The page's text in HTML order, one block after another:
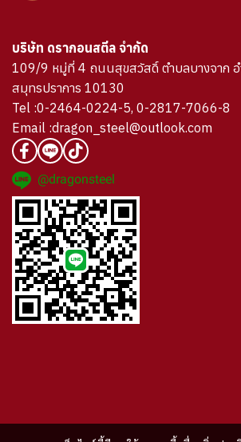
บริษัท ดรากอนสตีล จำกัด
109/9 หมู่ที่ 4 ถนนสุขสวัสดิ์ ตำบลบางจาก อ
สมุทรปราการ 10130
Tel :0-2464-0224-5, 0-2817-7066-8
Email :dragon_steel@outlook.com
@dragonsteel